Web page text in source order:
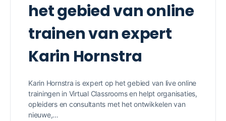
het gebied van online
trainen van expert
Karin Hornstra
Karin Hornstra is expert op het gebied van live online
trainingen in Virtual Classrooms en helpt organisaties,
opleiders en consultants met het ontwikkelen van
nieuwe,…